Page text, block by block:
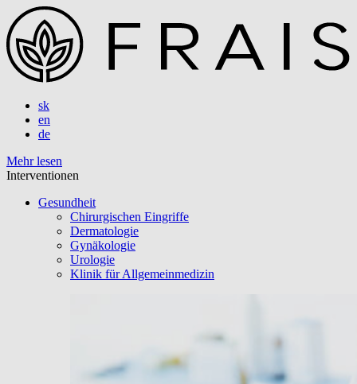
sk
en
de
Mehr lesen
Interventionen
Gesundheit
Chirurgischen Eingriffe
Dermatologie
Gynäkologie
Urologie
Klinik für Allgemeinmedizin